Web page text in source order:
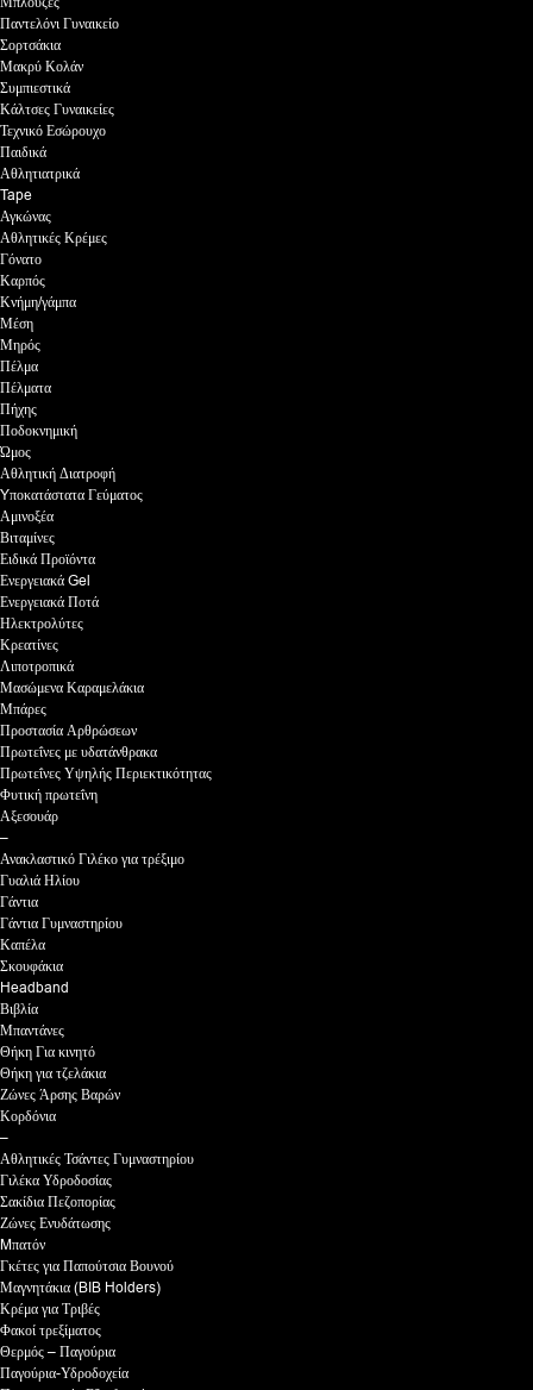
Παντελόνι Γυναικείο
Σορτσάκια
Μακρύ Κολάν
Συμπιεστικά
Κάλτσες Γυναικείες
Τεχνικό Εσώρουχο
Παιδικά
Αθλητιατρικά
Tape
Αγκώνας
Αθλητικές Κρέμες
Γόνατο
Καρπός
Κνήμη/γάμπα
Μέση
Μηρός
Πέλμα
Πέλματα
Πήχης
Ποδοκνημική
Ώμος
Αθλητική Διατροφή
Yποκατάστατα Γεύματος
Αμινοξέα
Βιταμίνες
Ειδικά Προϊόντα
Ενεργειακά Gel
Ενεργειακά Ποτά
Ηλεκτρολύτες
Κρεατίνες
Λιποτροπικά
Μασώμενα Καραμελάκια
Μπάρες
Προστασία Αρθρώσεων
Πρωτεΐνες με υδατάνθρακα
Πρωτεΐνες Υψηλής Περιεκτικότητας
Φυτική πρωτεΐνη
Αξεσουάρ
–
Ανακλαστικό Γιλέκο για τρέξιμο
Γυαλιά Ηλίου
Γάντια
Γάντια Γυμναστηρίου
Καπέλα
Σκουφάκια
Headband
Βιβλία
Μπαντάνες
Θήκη Για κινητό
Θήκη για τζελάκια
Ζώνες Άρσης Βαρών
Κορδόνια
–
Αθλητικές Τσάντες Γυμναστηρίου
Γιλέκα Υδροδοσίας
Σακίδια Πεζοπορίας
Ζώνες Ενυδάτωσης
Mπατόν
Γκέτες για Παπούτσια Βουνού
Μαγνητάκια (BIB Holders)
Κρέμα για Τριβές
Φακοί τρεξίματος
Θερμός – Παγούρια
Παγούρια-Υδροδοχεία